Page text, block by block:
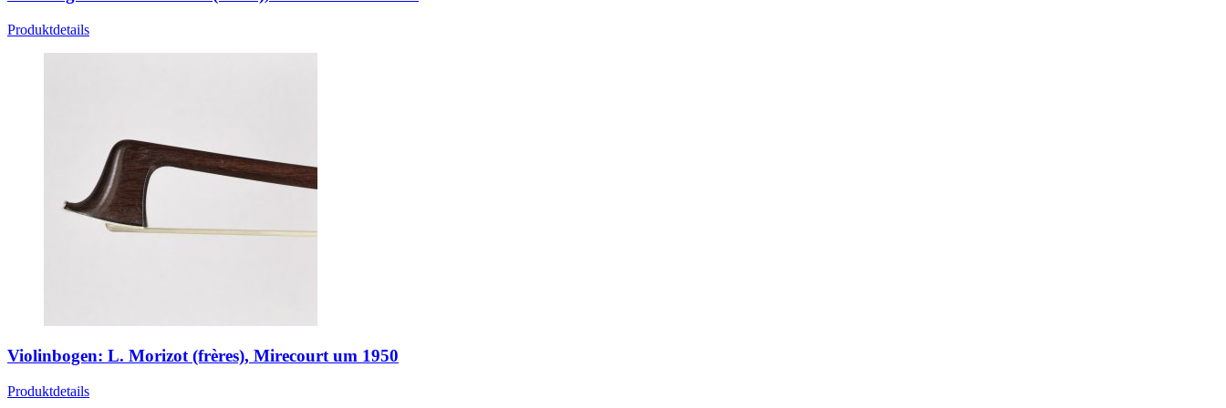
Produktdetails
Violinbogen: L. Morizot (frères), Mirecourt um 1950
Produktdetails